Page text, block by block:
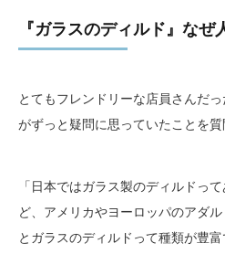
『ガラスのディルド』なぜ
とてもフレンドリーな店員さんだ
がずっと疑問に思っていたことを質
「日本ではガラス製のディルドっ
ど、アメリカやヨーロッパのアダ
とガラスのディルドって種類が豊